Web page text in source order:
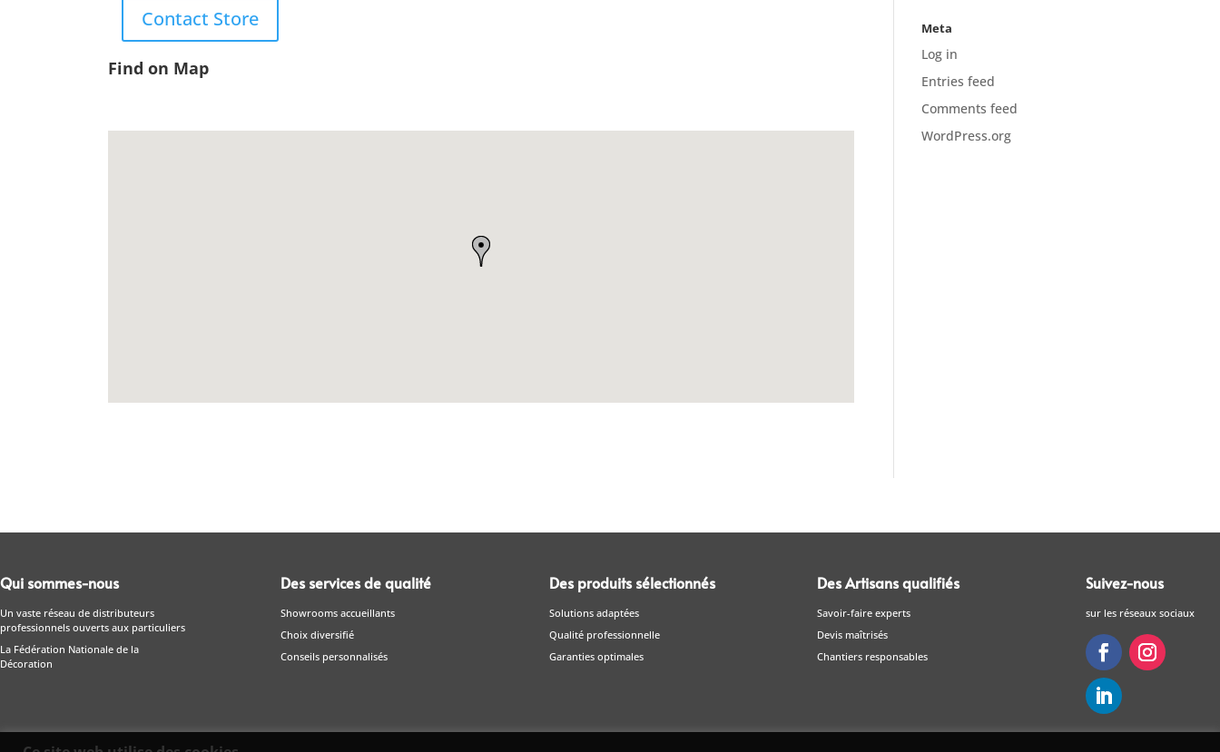
Contact Store
Find on Map
Meta
Log in
Entries feed
Comments feed
WordPress.org
Qui sommes-nous
Un vaste réseau de distributeurs
professionnels ouverts aux particuliers
La Fédération Nationale de la
Décoration
Des services de qualité
Showrooms accueillants
Choix diversifié
Conseils personnalisés
Des produits sélectionnés
Solutions adaptées
Qualité professionnelle
Garanties optimales
Des Artisans qualifiés
Savoir-faire experts
Devis maîtrisés
Chantiers responsables
Suivez-nous
sur les réseaux sociaux